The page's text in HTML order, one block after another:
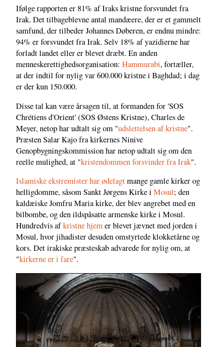
Ifølge rapporten er 81% af Iraks kristne forsvundet fra
Irak. Det tilbageblevne antal mandæere, der er et gammelt
samfund, der tilbeder Johannes Døberen, er endnu mindre:
94% er forsvundet fra Irak. Selv 18% af yazidierne har
forladt landet eller er blevet dræbt. En anden
menneskerettighedsorganisation: Hammurabi, fortæller,
at der indtil for nylig var 600.000 kristne i Baghdad; i dag
er der kun 150.000.
Disse tal kan være årsagen til, at formanden for 'SOS
Chrétiens d'Orient' (SOS Østens Kristne), Charles de
Meyer, netop har udtalt sig om "udslettelsen af kristne".
Præsten Salar Kajo fra kirkernes Ninive
Genopbygningskommission har netop udtalt sig om den
reelle mulighed, at "kristendommen forsvinder fra Irak".
Islamiske ekstremister har ødelagtmange gamle kirker og
helligdomme, såsom Sankt Jørgens Kirke i Mosul; den
kaldæiske Jomfru Maria kirke, der blev angrebet med en
bilbombe, og den ildspåsatte armenske kirke i Mosul.
Hundredvis afkristne hjemer blevet jævnet med jorden i
Mosul, hvor jihadister desuden omstyrtede klokketårne og
kors. Det irakiske præsteskab advarede for nylig om, at
"kirkerne er i fare".